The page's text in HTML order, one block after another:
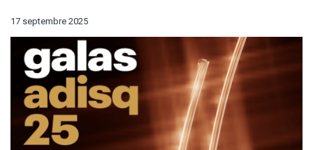
17 septembre 2025